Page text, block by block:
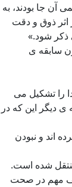
آن جا بودند، به
اثر ذوق و دقت
ذکر شود.»
سابقه ی
را تشکیل می
دیگر این که در
اند و نبودن
شده است.
مهم در صحت